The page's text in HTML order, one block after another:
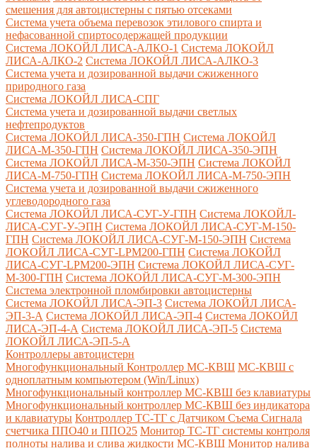
смешения для автоцистерны с пятью отсеками
Система учета объема перевозок этилового спирта и
нефасованной спиртосодержащей продукции
Система ЛОКОЙЛ ЛИСА-AЛКО-1 Система ЛОКОЙЛ
ЛИСА-АЛКО-2 Система ЛОКОЙЛ ЛИСА-АЛКО-3
Система учета и дозированной выдачи сжиженного
природного газа
Система ЛОКОЙЛ ЛИСА-СПГ
Система учета и дозированной выдачи светлых
нефтепродуктов
Система ЛОКОЙЛ ЛИСА-350-ГПН Система ЛОКОЙЛ
ЛИСА-М-350-ГПН Система ЛОКОЙЛ ЛИСА-350-ЭПН
Система ЛОКОЙЛ ЛИСА-М-350-ЭПН Система ЛОКОЙЛ
ЛИСА-М-750-ГПН Система ЛОКОЙЛ ЛИСА-М-750-ЭПН
Система учета и дозированной выдачи сжиженного
углеводородного газа
Система ЛОКОЙЛ ЛИСА-СУГ-У-ГПН Система ЛОКОЙЛ-
ЛИСА-СУГ-У-ЭПН Система ЛОКОЙЛ ЛИСА-СУГ-М-150-
ГПН Система ЛОКОЙЛ ЛИСА-СУГ-М-150-ЭПН Система
ЛОКОЙЛ ЛИСА-СУГ-LPM200-ГПН Система ЛОКОЙЛ
ЛИСА-СУГ-LPM200-ЭПН Система ЛОКОЙЛ ЛИСА-СУГ-
М-300-ГПН Система ЛОКОЙЛ ЛИСА-СУГ-М-300-ЭПН
Система электронной пломбировки автоцистерны
Система ЛОКОЙЛ ЛИСА-ЭП-3 Система ЛОКОЙЛ ЛИСА-
ЭП-3-А Система ЛОКОЙЛ ЛИСА-ЭП-4 Система ЛОКОЙЛ
ЛИСА-ЭП-4-А Система ЛОКОЙЛ ЛИСА-ЭП-5 Система
ЛОКОЙЛ ЛИСА-ЭП-5-А
Контроллеры автоцистерн
Многофункциональный Контроллер МС-КВШ МС-КВШ с
одноплатным компьютером (Win/Linux)
Многофункциональный контроллер МС-КВШ без клавиатуры
Многофункциональный контроллер МС-КВШ без индикатора
и клавиатуры Контроллер ТС-ТГ с Датчиком Съема Сигнала
счетчика ППО40 и ППО25 Монитор ТС-ТГ системы контроля
полноты налива и слива жидкости МС-КВШ Монитор налива